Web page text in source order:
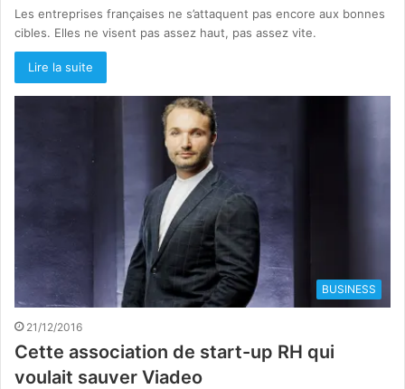
Les entreprises françaises ne s’attaquent pas encore aux bonnes
cibles. Elles ne visent pas assez haut, pas assez vite.
Lire la suite
BUSINESS
21/12/2016
Cette association de start-up RH qui
voulait sauver Viadeo